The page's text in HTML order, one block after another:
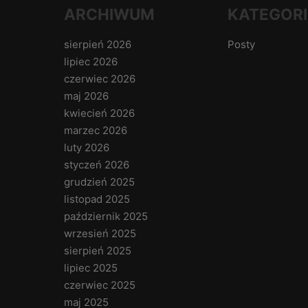
ARCHIWUM
sierpień 2026
lipiec 2026
czerwiec 2026
maj 2026
kwiecień 2026
marzec 2026
luty 2026
styczeń 2026
grudzień 2025
listopad 2025
październik 2025
wrzesień 2025
sierpień 2025
lipiec 2025
czerwiec 2025
maj 2025
Posty